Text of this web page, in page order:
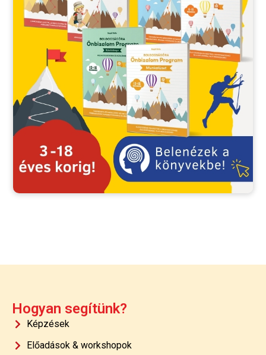
Hogyan segítünk?
Képzések
Előadások & workshopok